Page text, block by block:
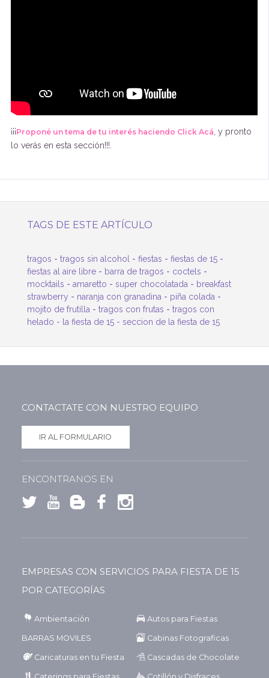
¡¡¡Proponé un tema de tu interés haciendo Click Acá , y pronto
lo verás en esta sección!!!.
TAGS DE ESTE ARTÍCULO
tragos - tragos sin alcohol- fiestas - fiestas de 15-
fiestas al aire libre- barra de tragos - coctels -
mocktails - amaretto - super chocolatada- breakfast
strawberry - naranja con granadina- piña colada-
mojito de frutilla- tragos con frutas - tragos con
helado - la fiesta de 15- seccion de la fiesta de 15
CONTACTATE CON NUESTRO EQUIPO
IR AL FORMULARIO
ENCONTRANOS EN
EMPRESAS CON SERVICIOS PARA FIESTA DE 15
POR CATEGORÍAS
Ambientación Autos para Fiestas
BARRAS MOVILES Cabinas Fotograficas
Caricaturas en tu Fiesta Cascadas de Chocolate